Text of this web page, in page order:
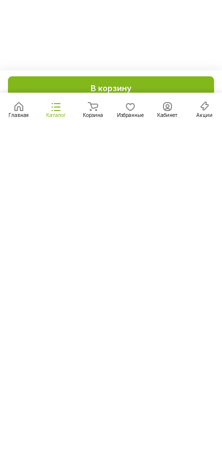
В корзину
Главная Каталог Корзина Избранные Кабинет Акции